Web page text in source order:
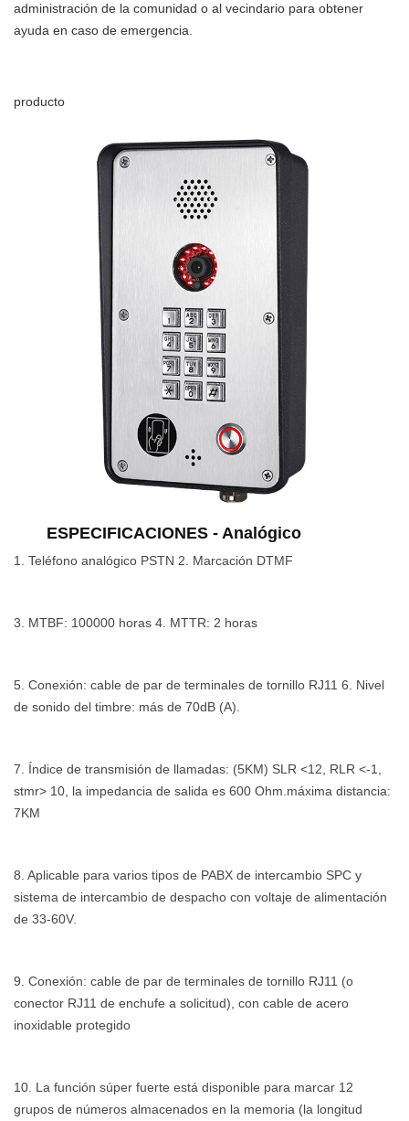
administración de la comunidad o al vecindario para obtener
ayuda en caso de emergencia.
producto
ESPECIFICACIONES - Analógico
1. Teléfono analógico PSTN 2. Marcación DTMF
3. MTBF: 100000 horas 4. MTTR: ​​2 horas
5. Conexión: cable de par de terminales de tornillo RJ11 6. Nivel
de sonido del timbre: más de 70dB (A).
7. Índice de transmisión de llamadas: (5KM) SLR <12, RLR <-1,
stmr> 10, la impedancia de salida es 600 Ohm.máxima distancia:
7KM
8. Aplicable para varios tipos de PABX de intercambio SPC y
sistema de intercambio de despacho con voltaje de alimentación
de 33-60V.
9. Conexión: cable de par de terminales de tornillo RJ11 (o
conector RJ11 de enchufe a solicitud), con cable de acero
inoxidable protegido
10. La función súper fuerte está disponible para marcar 12
grupos de números almacenados en la memoria (la longitud